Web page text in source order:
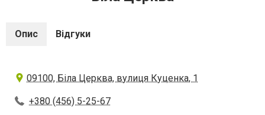
Опис Відгуки
09100, Біла Церква, вулиця Куценка, 1
+380 (456) 5-25-67